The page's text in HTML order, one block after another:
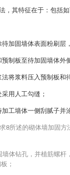
，其特征在于：包括如
加固墙体表面粉刷层
制板至待加固墙体外
将浆料压入预制板和
用人工勾缝；
工墙体一侧刮腻子并
8所述的砌体墙加固方
墙体钻孔，并植筋螺杆
；